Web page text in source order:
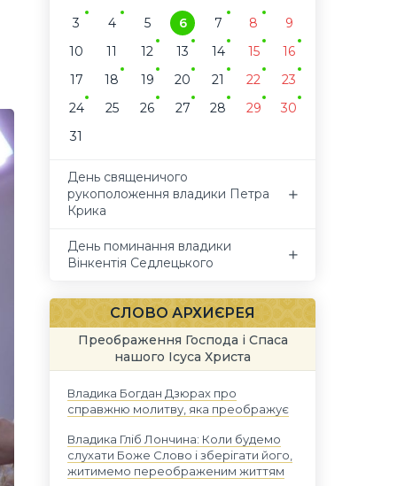
3
4 5 6 7 8
9
10
11 12 13 14 15
16
17
18 19 20 21 22
23
24
25 26 27 28 29
30
31
День священичого
рукоположення владики Петра
Крика
День поминання владики
Вінкентія Седлецького
СЛОВО АРХИЄРЕЯ
Преображення Господа і Спаса
нашого Ісуса Христа
Владика Богдан Дзюрах про
справжню молитву, яка преображує
Владика Гліб Лончина: Коли будемо
слухати Боже Слово і зберігати його,
житимемо переображеним життям